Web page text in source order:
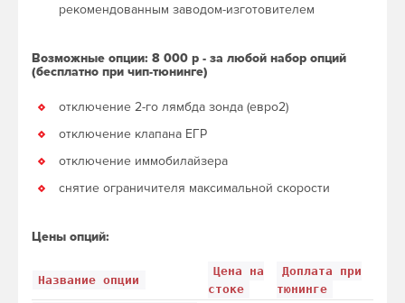
рекомендованным заводом-изготовителем
Возможные опции: 8 000 р - за любой набор опций
(бесплатно при чип-тюнинге)
отключение 2-го лямбда зонда (евро2)
отключение клапана ЕГР
отключение иммобилайзера
снятие ограничителя максимальной скорости
Цены опций:
Название опции
Цена на
стоке
Доплата при
тюнинге